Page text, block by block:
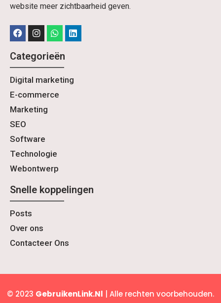
website meer zichtbaarheid geven.
Categorieën
Digital marketing
E-commerce
Marketing
SEO
Software
Technologie
Webontwerp
Snelle koppelingen
Posts
Over ons
Contacteer Ons
© 2023 GebruikenLink.Nl | Alle rechten voorbehouden.